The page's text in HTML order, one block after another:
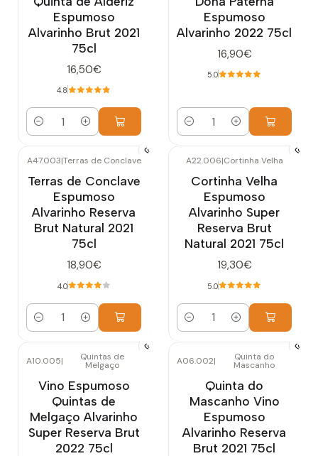
Espumoso
Alvarinho Brut 2021
75cl
16,50€
4.8
Cantidad
Espumoso
Alvarinho 2022 75cl
16,90€
5.0
Cantidad
A47.003|Terras de Conclave
Terras de Conclave
Espumoso
Alvarinho Reserva
Brut Natural 2021
75cl
18,90€
4.0
Cantidad
A22.006|Cortinha Velha
Cortinha Velha
Espumoso
Alvarinho Super
Reserva Brut
Natural 2021 75cl
19,30€
5.0
Cantidad
A10.005| Quintas de
Melgaço
Vino Espumoso
Quintas de
Melgaço Alvarinho
Super Reserva Brut
2022 75cl
A06.002| Quinta do
Mascanho
Quinta do
Mascanho Vino
Espumoso
Alvarinho Reserva
Brut 2021 75cl